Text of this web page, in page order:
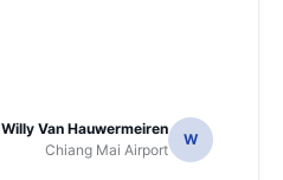
W
Willy Van Hauwermeiren
Chiang Mai Airport